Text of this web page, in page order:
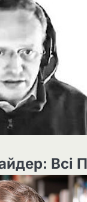
Всі